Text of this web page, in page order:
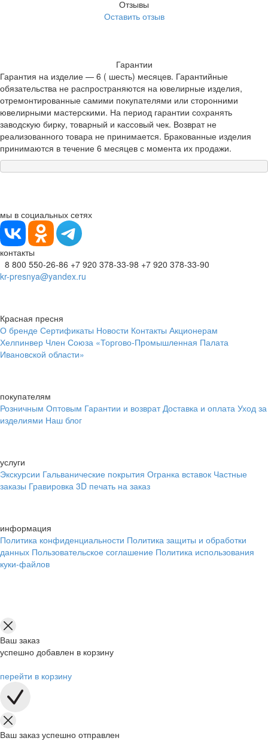
Отзывы
Оставить отзыв
Гарантии
Гарантия на изделие — 6 ( шесть) месяцев. Гарантийные
обязательства не распространяются на ювелирные изделия,
отремонтированные самими покупателями или сторонними
ювелирными мастерскими. На период гарантии сохранять
заводскую бирку, товарный и кассовый чек. Возврат не
реализованного товара не принимается. Бракованные изделия
принимаются в течение 6 месяцев с момента их продажи.
мы в социальных сетях
контакты
8 800 550-26-86 +7 920 378-33-98 +7 920 378-33-90
kr-presnya@yandex.ru
Красная пресня
О бренде Сертификаты Новости Контакты Акционерам
Хелпинвер Член Союза «Торгово-Промышленная Палата
Ивановской области»
покупателям
Розничным Оптовым Гарантии и возврат Доставка и оплата Уход за
изделиями Наш блог
услуги
Экскурсии Гальванические покрытия Огранка вставок Частные
заказы Гравировка 3D печать на заказ
информация
Политика конфиденциальности Политика защиты и обработки
данных Пользовательское соглашение Политика использования
куки-файлов
Ваш заказ
успешно добавлен в корзину
перейти в корзину
Ваш заказ успешно отправлен